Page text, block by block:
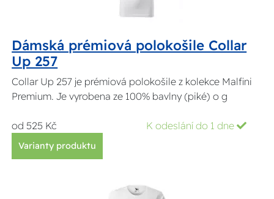
Dámská prémiová polokošile Collar
Up 257
Collar Up 257 je prémiová polokošile z kolekce Malfini
Premium. Je vyrobena ze 100% bavlny (piké) o g
od 525 Kč K odeslání do 1 dne
Varianty produktu